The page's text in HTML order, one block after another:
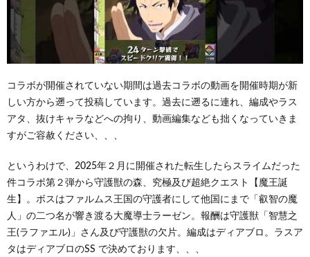
コラボが開催されていない期間は過去コラボの動画を開催時期が新
しい方から遡って投稿しています。過去に遡るに連れ、編成やラス
アタ、抜けキャラなどへの拘り、動画編集なども拙くなっていきま
すがご容赦ください、、、
というわけで、2025年２月に開催された転生したらスライムだった
件コラボ第２弾から守護獣の森、究極及び超絶クエスト【魔王誕
生】。ボスはファルムス王国の守護者にして他国にまで「叡智の魔
人」の二つ名が響き渡る大魔導士ラーゼン。報酬は守護獣「智慧之
王(ラファエル)」さん及び守護獣の欠片。編成はディアブロ。ラスア
タはディアブロのSS で決めております、、、